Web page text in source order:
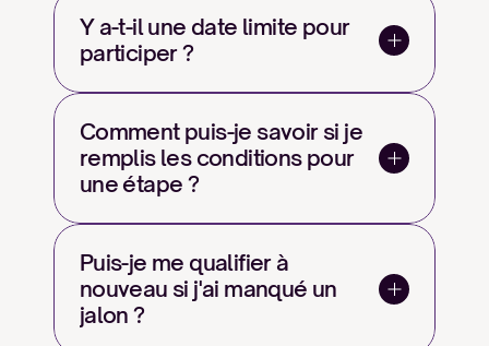
Y a-t-il une date limite pour
participer ?
Comment puis-je savoir si je
remplis les conditions pour
une étape ?
Puis-je me qualifier à
nouveau si j'ai manqué un
jalon ?